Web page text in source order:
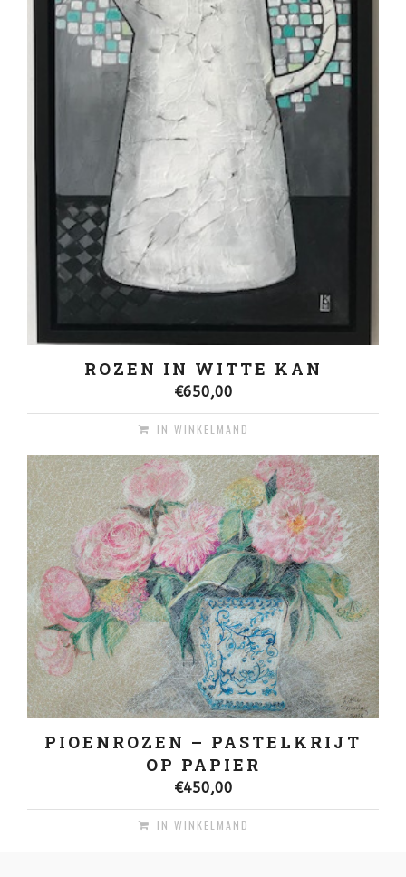
ROZEN IN WITTE KAN
€650,00
IN WINKELMAND
PIOENROZEN – PASTELKRIJT
OP PAPIER
€450,00
IN WINKELMAND